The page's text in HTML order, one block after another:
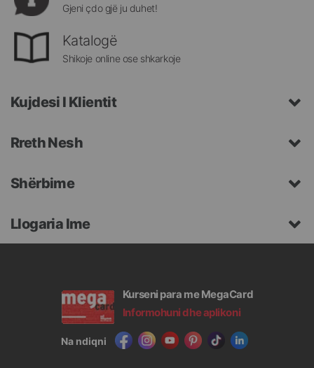
Gjeni çdo gjë ju duhet!
Katalogë
Shikoje online ose shkarkoje
Kujdesi I Klientit
Rreth Nesh
Shërbime
Llogaria Ime
Kurseni para me MegaCard
Informohuni dhe aplikoni
Na ndiqni